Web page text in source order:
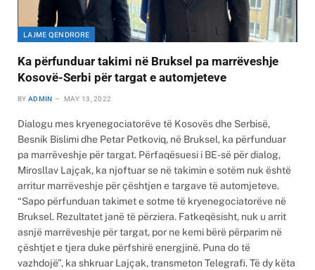
LAJME QENDRORE
Ka përfunduar takimi në Bruksel pa marrëveshje
Kosovë-Serbi për targat e automjeteve
BY ADMIN MAY 13, 2022
Dialogu mes kryenegociatorëve të Kosovës dhe Serbisë,
Besnik Bislimi dhe Petar Petkoviq, në Bruksel, ka përfunduar
pa marrëveshje për targat. Përfaqësuesi i BE-së për dialog,
Mirosllav Lajçak, ka njoftuar se në takimin e sotëm nuk është
arritur marrëveshje për çështjen e targave të automjeteve.
“Sapo përfunduan takimet e sotme të kryenegociatorëve në
Bruksel. Rezultatet janë të përziera. Fatkeqësisht, nuk u arrit
asnjë marrëveshje për targat, por ne kemi bërë përparim në
çështjet e tjera duke përfshirë energjinë. Puna do të
vazhdojë”, ka shkruar Lajçak, transmeton Telegrafi. Të dy këta